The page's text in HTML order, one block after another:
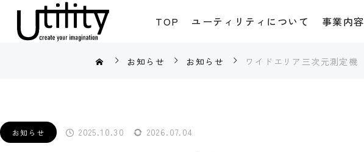
TOP ユーティリティについて 事業内容
お知らせ お知らせ ワイドエリア三次元測定機
お知らせ 2025.10.30 2026.07.04